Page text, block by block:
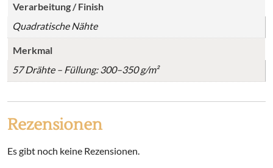
Verarbeitung / Finish
Quadratische Nähte
Merkmal
57 Drähte – Füllung: 300–350 g/m²
Rezensionen
Es gibt noch keine Rezensionen.